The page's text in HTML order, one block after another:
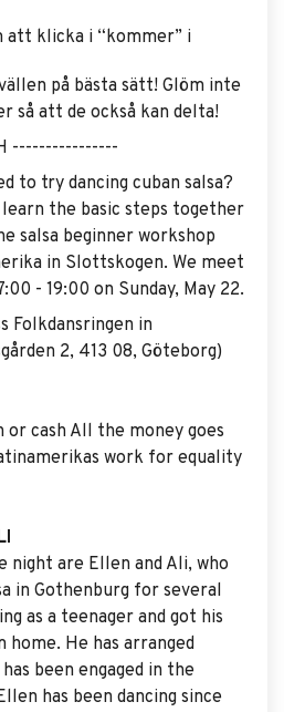
att klicka i “kommer” i
på bästa sätt! Glöm inte
så att de också kan delta!
----------------
to try dancing cuban salsa?
the basic steps together
salsa beginner workshop
in Slottskogen. We meet
- 19:00 on Sunday, May 22.
Folkdansringen in
2, 413 08, Göteborg)
or cash All the money goes
work for equality
are Ellen and Ali, who
in Gothenburg for several
as a teenager and got his
home. He has arranged
been engaged in the
has been dancing since